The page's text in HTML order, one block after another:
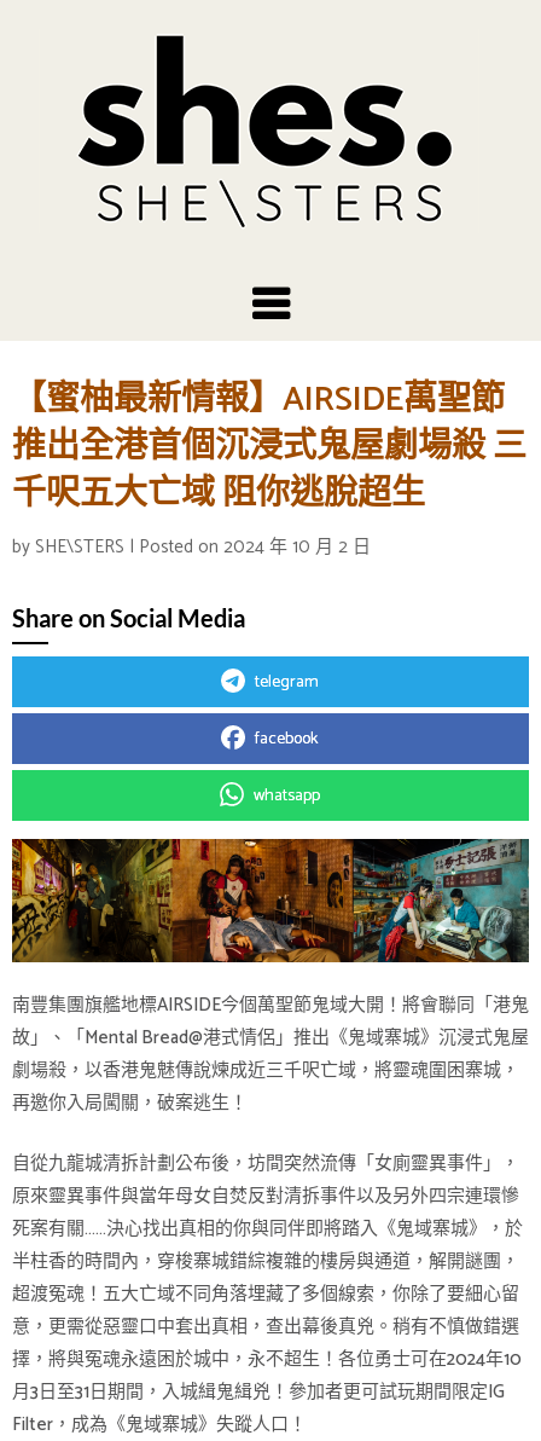
【蜜柚最新情報】AIRSIDE萬聖節
推出全港首個沉浸式鬼屋劇場殺 三
千呎五大亡域 阻你逃脫超生
by SHE\STERS | Posted on 2024 年 10 月 2 日
Share on Social Media
telegram
facebook
whatsapp
南豐集團旗艦地標AIRSIDE今個萬聖節鬼域大開！將會聯同「港鬼
故」、「Mental Bread@港式情侶」推出《鬼域寨城》沉浸式鬼屋
劇場殺，以香港鬼魅傳說煉成近三千呎亡域，將靈魂圍困寨城，
再邀你入局闖關，破案逃生！
自從九龍城清拆計劃公布後，坊間突然流傳「女廁靈異事件」，
原來靈異事件與當年母女自焚反對清拆事件以及另外四宗連環慘
死案有關……決心找出真相的你與同伴即將踏入《鬼域寨城》，於
半柱香的時間內，穿梭寨城錯綜複雜的樓房與通道，解開謎團，
超渡冤魂！五大亡域不同角落埋藏了多個線索，你除了要細心留
意，更需從惡靈口中套出真相，查出幕後真兇。稍有不慎做錯選
擇，將與冤魂永遠困於城中，永不超生！各位勇士可在2024年10
月3日至31日期間，入城緝鬼緝兇！參加者更可試玩期間限定IG
Filter，成為《鬼域寨城》失蹤人口！